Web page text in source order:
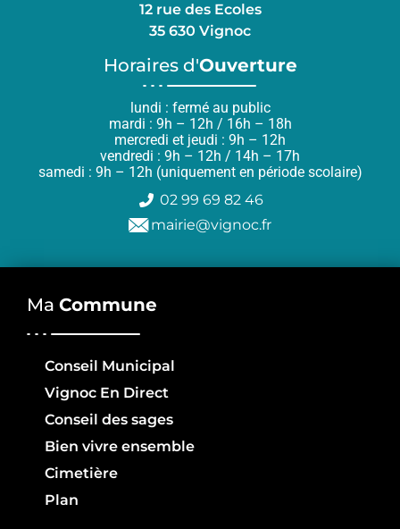
12 rue des Ecoles
35 630 Vignoc
Horaires d'Ouverture
lundi : fermé au public
mardi : 9h – 12h / 16h – 18h
mercredi et jeudi : 9h – 12h
vendredi : 9h – 12h / 14h – 17h
samedi : 9h – 12h (uniquement en période scolaire)
02 99 69 82 46
mairie@vignoc.fr
Ma Commune
Conseil Municipal
Vignoc En Direct
Conseil des sages
Bien vivre ensemble
Cimetière
Plan